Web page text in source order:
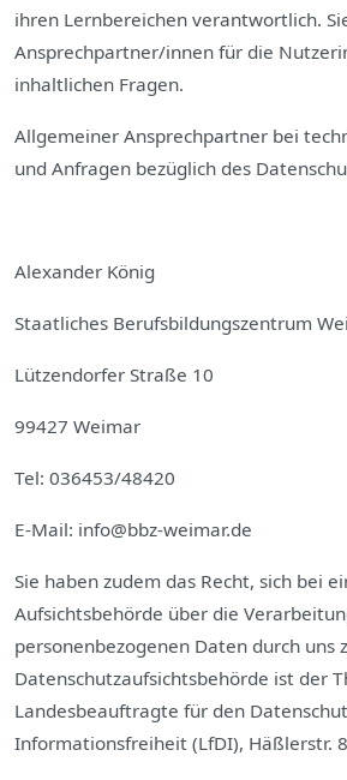
ihren Lernbereichen verantwortlich.
Ansprechpartner/innen für die
inhaltlichen Fragen.
Allgemeiner Ansprechpartner bei
und Anfragen bezüglich des
Alexander König
Staatliches Berufsbildungszentrum
Lützendorfer Straße 10
99427 Weimar
Tel: 036453/48420
E-Mail: info@bbz-weimar.de
Sie haben zudem das Recht, sich bei
Aufsichtsbehörde über die
personenbezogenen Daten durch uns
Datenschutzaufsichtsbehörde ist der
Landesbeauftragte für den
Informationsfreiheit (LfDI), Häßlerstr.